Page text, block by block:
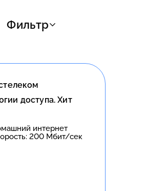
Фильтр
доступа. Хит
интернет
200 Мбит/сек